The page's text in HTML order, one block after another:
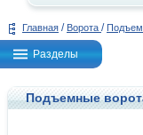
Главная / Ворота /
Разделы
Подъемные